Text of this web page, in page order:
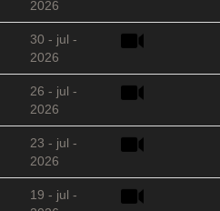
2026
30 - jul -
2026
26 - jul -
2026
23 - jul -
2026
19 - jul -